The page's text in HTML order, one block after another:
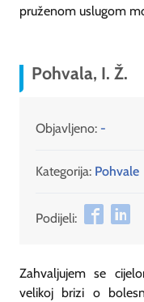
pruženom uslugom
Pohvala, I. Ž.
Objavljeno: -
Kategorija: Pohvale
Podijeli:
Zahvaljujem se
velikoj brizi o